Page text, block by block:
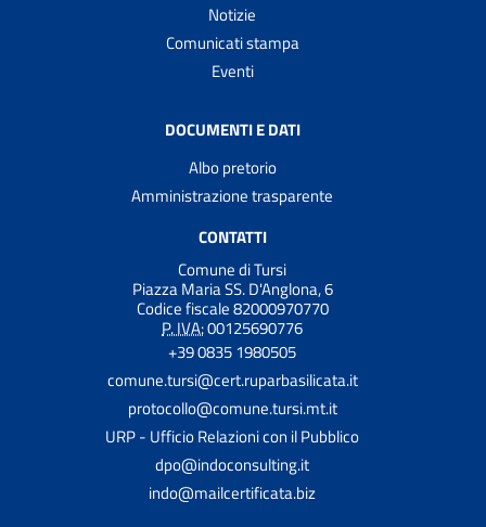
Notizie
Comunicati stampa
Eventi
DOCUMENTI E DATI
Albo pretorio
Amministrazione trasparente
CONTATTI
Comune di Tursi
Piazza Maria SS. D'Anglona, 6
Codice fiscale 82000970770
P. IVA:00125690776
+39 0835 1980505
comune.tursi@cert.ruparbasilicata.it
protocollo@comune.tursi.mt.it
URP - Ufficio Relazioni con il Pubblico
dpo@indoconsulting.it
indo@mailcertificata.biz